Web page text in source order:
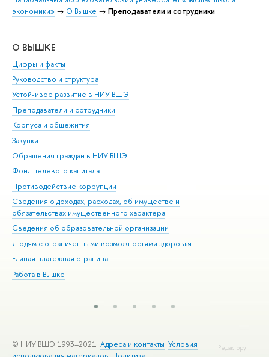
экономики» → О Вышке → Преподаватели и сотрудники
О ВЫШКЕ
Цифры и факты
Руководство и структура
Устойчивое развитие в НИУ ВШЭ
Преподаватели и сотрудники
Корпуса и общежития
Закупки
Обращения граждан в НИУ ВШЭ
Фонд целевого капитала
Противодействие коррупции
Сведения о доходах, расходах, об имуществе и
обязательствах имущественного характера
Сведения об образовательной организации
Людям с ограниченными возможностями здоровья
Единая платежная страница
Работа в Вышке
Редактору
© НИУ ВШЭ 1993–2021 Адреса и контакты Условия